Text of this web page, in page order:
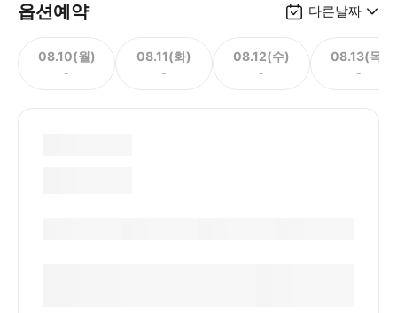
옵션예약 다른날짜
08.10(월)
-
08.11(화)
-
08.12(수)
-
08.13(목)
-